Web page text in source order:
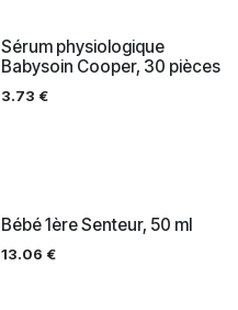
Sérum physiologique
Babysoin Cooper, 30 pièces
3.73 €
Bébé 1ère Senteur, 50 ml
13.06 €